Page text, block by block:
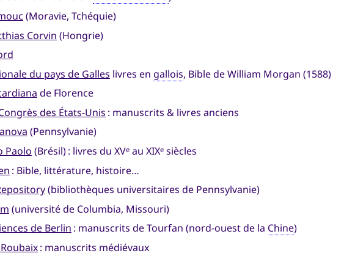
(Moravie, Tchéquie)
Corvin (Hongrie)
du pays de Galles livres en gallois, Bible de William Morgan (1588)
de Florence
des États-Unis : manuscrits & livres anciens
(Pennsylvanie)
Paolo (Brésil) : livres du XVeau XIXesiècles
: Bible, littérature, histoire…
(bibliothèques universitaires de Pennsylvanie)
(université de Columbia, Missouri)
de Berlin : manuscrits de Tourfan (nord-ouest de la Chine)
: manuscrits médiévaux